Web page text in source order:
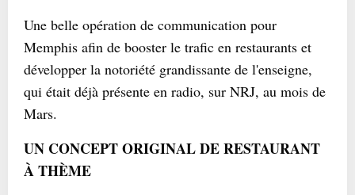
Une belle opération de communication pour
Memphis afin de booster le trafic en restaurants et
développer la notoriété grandissante de l'enseigne,
qui était déjà présente en radio, sur NRJ, au mois de
Mars.
UN CONCEPT ORIGINAL DE RESTAURANT
À THÈME